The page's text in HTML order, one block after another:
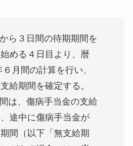
ら３日間の待期期間を
める４日目より、暦
月間の計算を行い、
給期間を確定する。
は、傷病手当金の支給
途中に傷病手当金が
間（以下「無支給期